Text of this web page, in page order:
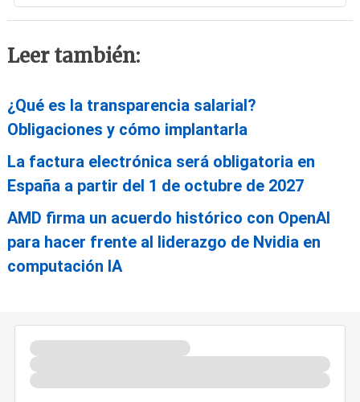
Leer también:
¿Qué es la transparencia salarial?
Obligaciones y cómo implantarla
La factura electrónica será obligatoria en
España a partir del 1 de octubre de 2027
AMD firma un acuerdo histórico con OpenAI
para hacer frente al liderazgo de Nvidia en
computación IA